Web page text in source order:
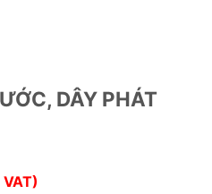
DÂY PHÁT